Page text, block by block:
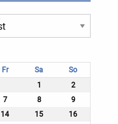
Fr Sa
So
1
2
7 8
9
14 15
16